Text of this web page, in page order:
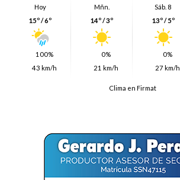
Hoy
15º / 6º
100%
43 km/h
Mñn.
14º / 3º
0%
21 km/h
Sáb. 8
13º / 5º
0%
27 km/h
Clima en Firmat